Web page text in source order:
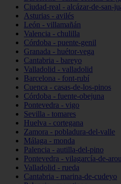
Ciudad-real - alcázar-de-san-
Asturias - avilés
León - villamañán
Valencia - chulilla
Córdoba - puente-genil
Granada - huétor-vega
Cantabria - bareyo
Valladolid - valladolid
Barcelona - font-rubí
Cuenca - casas-de-los-pinos
Córdoba - fuente-obejuna
Pontevedra - vigo
Sevilla - tomares
Huelva - cortegana
Zamora - pobladura-del-valle
Málaga - monda
Palencia - autilla-del-pino
Pontevedra - vilagarcía-de-
Valladolid - rueda
Cantabria - marina-de-cudeyo